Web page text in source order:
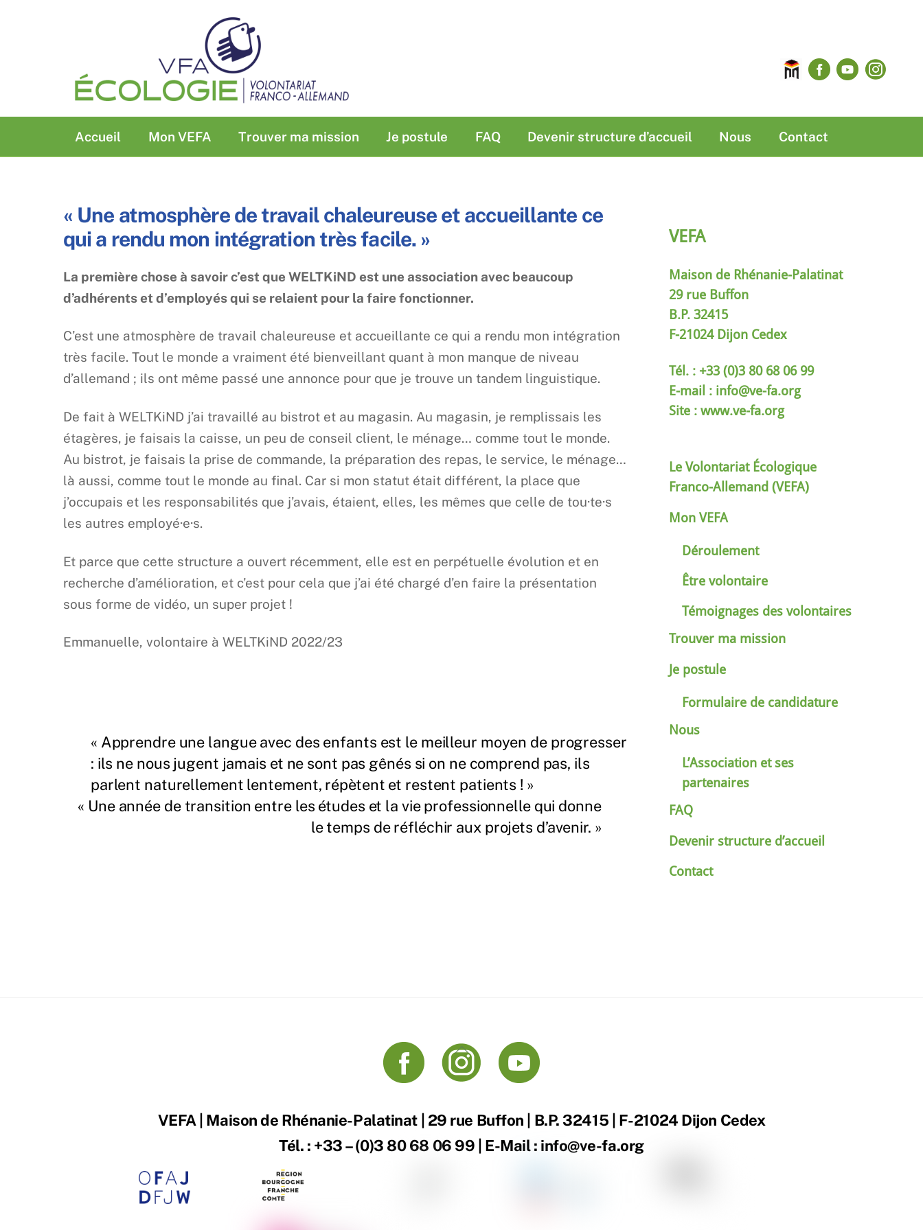
Accueil Mon VEFA Trouver ma mission Je postule FAQ Devenir structure d’accueil Nous Contact
Maison
de
Facebook
YouTube
« Une atmosphère de travail chaleureuse et accueillante ce
qui a rendu mon intégration très facile. »
La première chose à savoir c’est que WELTKiND est une association avec beaucoup
d’adhérents et d’employés qui se relaient pour la faire fonctionner.
C’est une atmosphère de travail chaleureuse et accueillante ce qui a rendu mon intégration
très facile. Tout le monde a vraiment été bienveillant quant à mon manque de niveau
d’allemand ; ils ont même passé une annonce pour que je trouve un tandem linguistique.
De fait à WELTKiND j’ai travaillé au bistrot et au magasin. Au magasin, je remplissais les
étagères, je faisais la caisse, un peu de conseil client, le ménage… comme tout le monde.
Au bistrot, je faisais la prise de commande, la préparation des repas, le service, le ménage…
là aussi, comme tout le monde au final. Car si mon statut était différent, la place que
j’occupais et les responsabilités que j’avais, étaient, elles, les mêmes que celle de tou·te·s
les autres employé·e·s.
Et parce que cette structure a ouvert récemment, elle est en perpétuelle évolution et en
recherche d’amélioration, et c’est pour cela que j’ai été chargé d’en faire la présentation
sous forme de vidéo, un super projet !
Emmanuelle, volontaire à WELTKiND 2022/23
« Apprendre une langue avec des enfants est le meilleur moyen de progresser
: ils ne nous jugent jamais et ne sont pas gênés si on ne comprend pas, ils
parlent naturellement lentement, répètent et restent patients ! »
« Une année de transition entre les études et la vie professionnelle qui donne
le temps de réfléchir aux projets d’avenir. »
VEFA
Maison de Rhénanie-Palatinat
29 rue Buffon
B.P. 32415
F-21024 Dijon Cedex
Tél. : +33 (0)3 80 68 06 99
E-mail :info@ve-fa.org
Site : www.ve-fa.org
Le Volontariat Écologique
Franco-Allemand (VEFA)
Mon VEFA
Déroulement
Être volontaire
Témoignages des volontaires
Trouver ma mission
Je postule
Formulaire de candidature
Nous
L’Association et ses
partenaires
FAQ
Devenir structure d’accueil
Contact
Back
To
VEFA | Maison de Rhénanie-Palatinat | 29 rue Buffon | B.P. 32415 | F-21024 Dijon Cedex
Tél. : +33 – (0)3 80 68 06 99 | E-Mail : info@ve-fa.org